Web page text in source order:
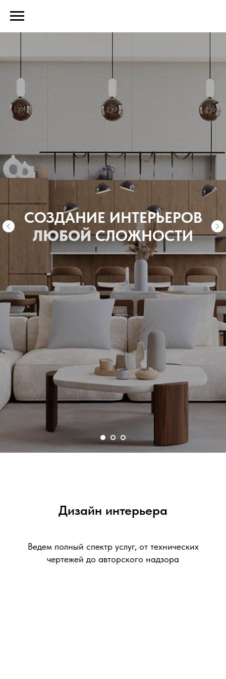
СОЗДАНИЕ ИНТЕРЬЕРОВ
ЛЮБОЙ СЛОЖНОСТИ
Дизайн интерьера
Ведем полный спектр услуг, от технических
чертежей до авторского надзора